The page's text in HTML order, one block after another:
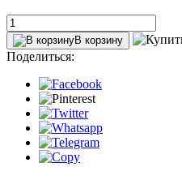
В корзину
Поделиться: